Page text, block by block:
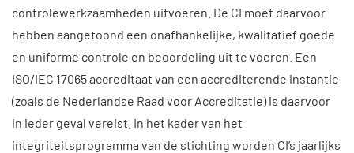
controlewerkzaamheden uitvoeren. De CI moet daarvoor
hebben aangetoond een onafhankelijke, kwalitatief goede
en uniforme controle en beoordeling uit te voeren. Een
ISO/IEC 17065 accreditaat van een accrediterende instantie
(zoals de Nederlandse Raad voor Accreditatie) is daarvoor
in ieder geval vereist. In het kader van het
integriteitsprogramma van de stichting worden CI’s jaarlijks